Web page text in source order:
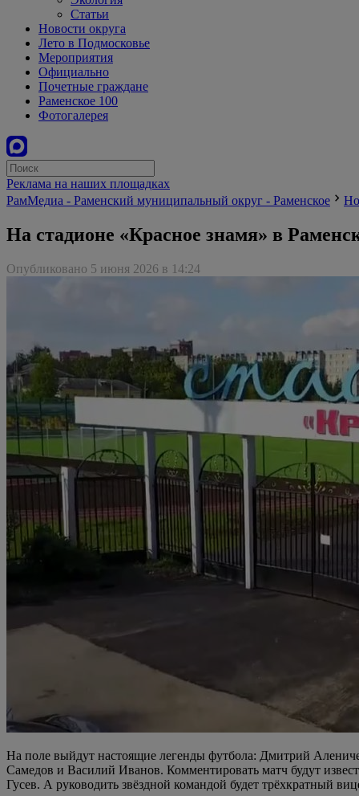
Статьи
Новости округа
Лето в Подмосковье
Мероприятия
Официально
Почетные граждане
Раменское 100
Фотогалерея
Реклама на наших площадках
РамМедиа - Раменский муниципальный округ - Раменское
На стадионе «Красное знамя» в
Опубликовано 5 июня 2026 в 14:24
На поле выйдут настоящие легенды футбола: Дмитрий
Самедов и Василий Иванов. Комментировать матч будут
Гусев. А руководить звёздной командой будет трёхкратный